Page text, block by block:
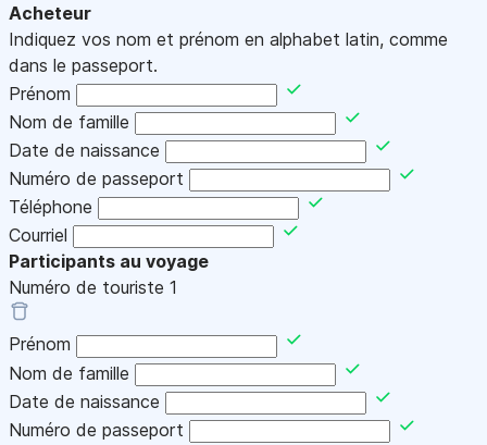
Acheteur
Indiquez vos nom et prénom en alphabet latin, comme
dans le passeport.
Prénom
Nom de famille
Date de naissance
Numéro de passeport
Téléphone
Courriel
Participants au voyage
Numéro de touriste 1
Prénom
Nom de famille
Date de naissance
Numéro de passeport